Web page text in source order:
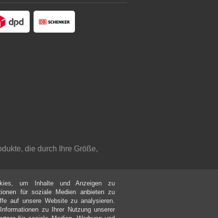
die durch Ihre Größe,
Die Nennung von
um Inhalte und Anzeigen zu
für soziale Medien anbieten zu
auf unsere Website zu analysieren.
zu Ihrer Nutzung unserer